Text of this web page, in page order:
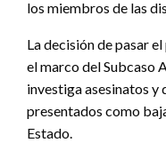
los miembros de las
La decisión de pasar
el marco del Subcaso
investiga asesinatos y
presentados como
Estado.